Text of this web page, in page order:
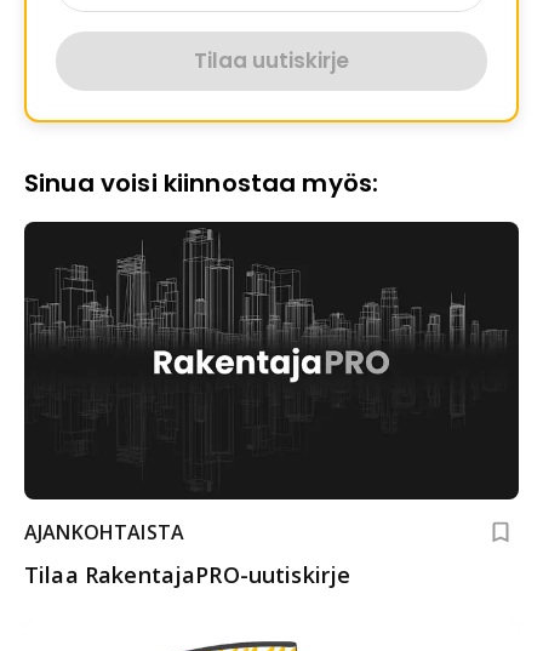
Tilaa uutiskirje
Sinua voisi kiinnostaa myös:
AJANKOHTAISTA
Tilaa RakentajaPRO-uutiskirje